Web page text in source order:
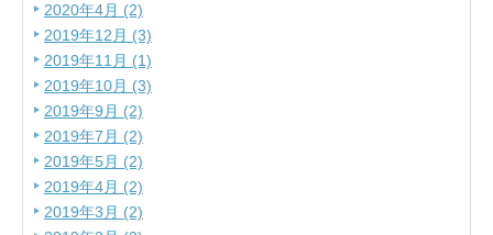
2020年4月 (2)
2019年12月 (3)
2019年11月 (1)
2019年10月 (3)
2019年9月 (2)
2019年7月 (2)
2019年5月 (2)
2019年4月 (2)
2019年3月 (2)